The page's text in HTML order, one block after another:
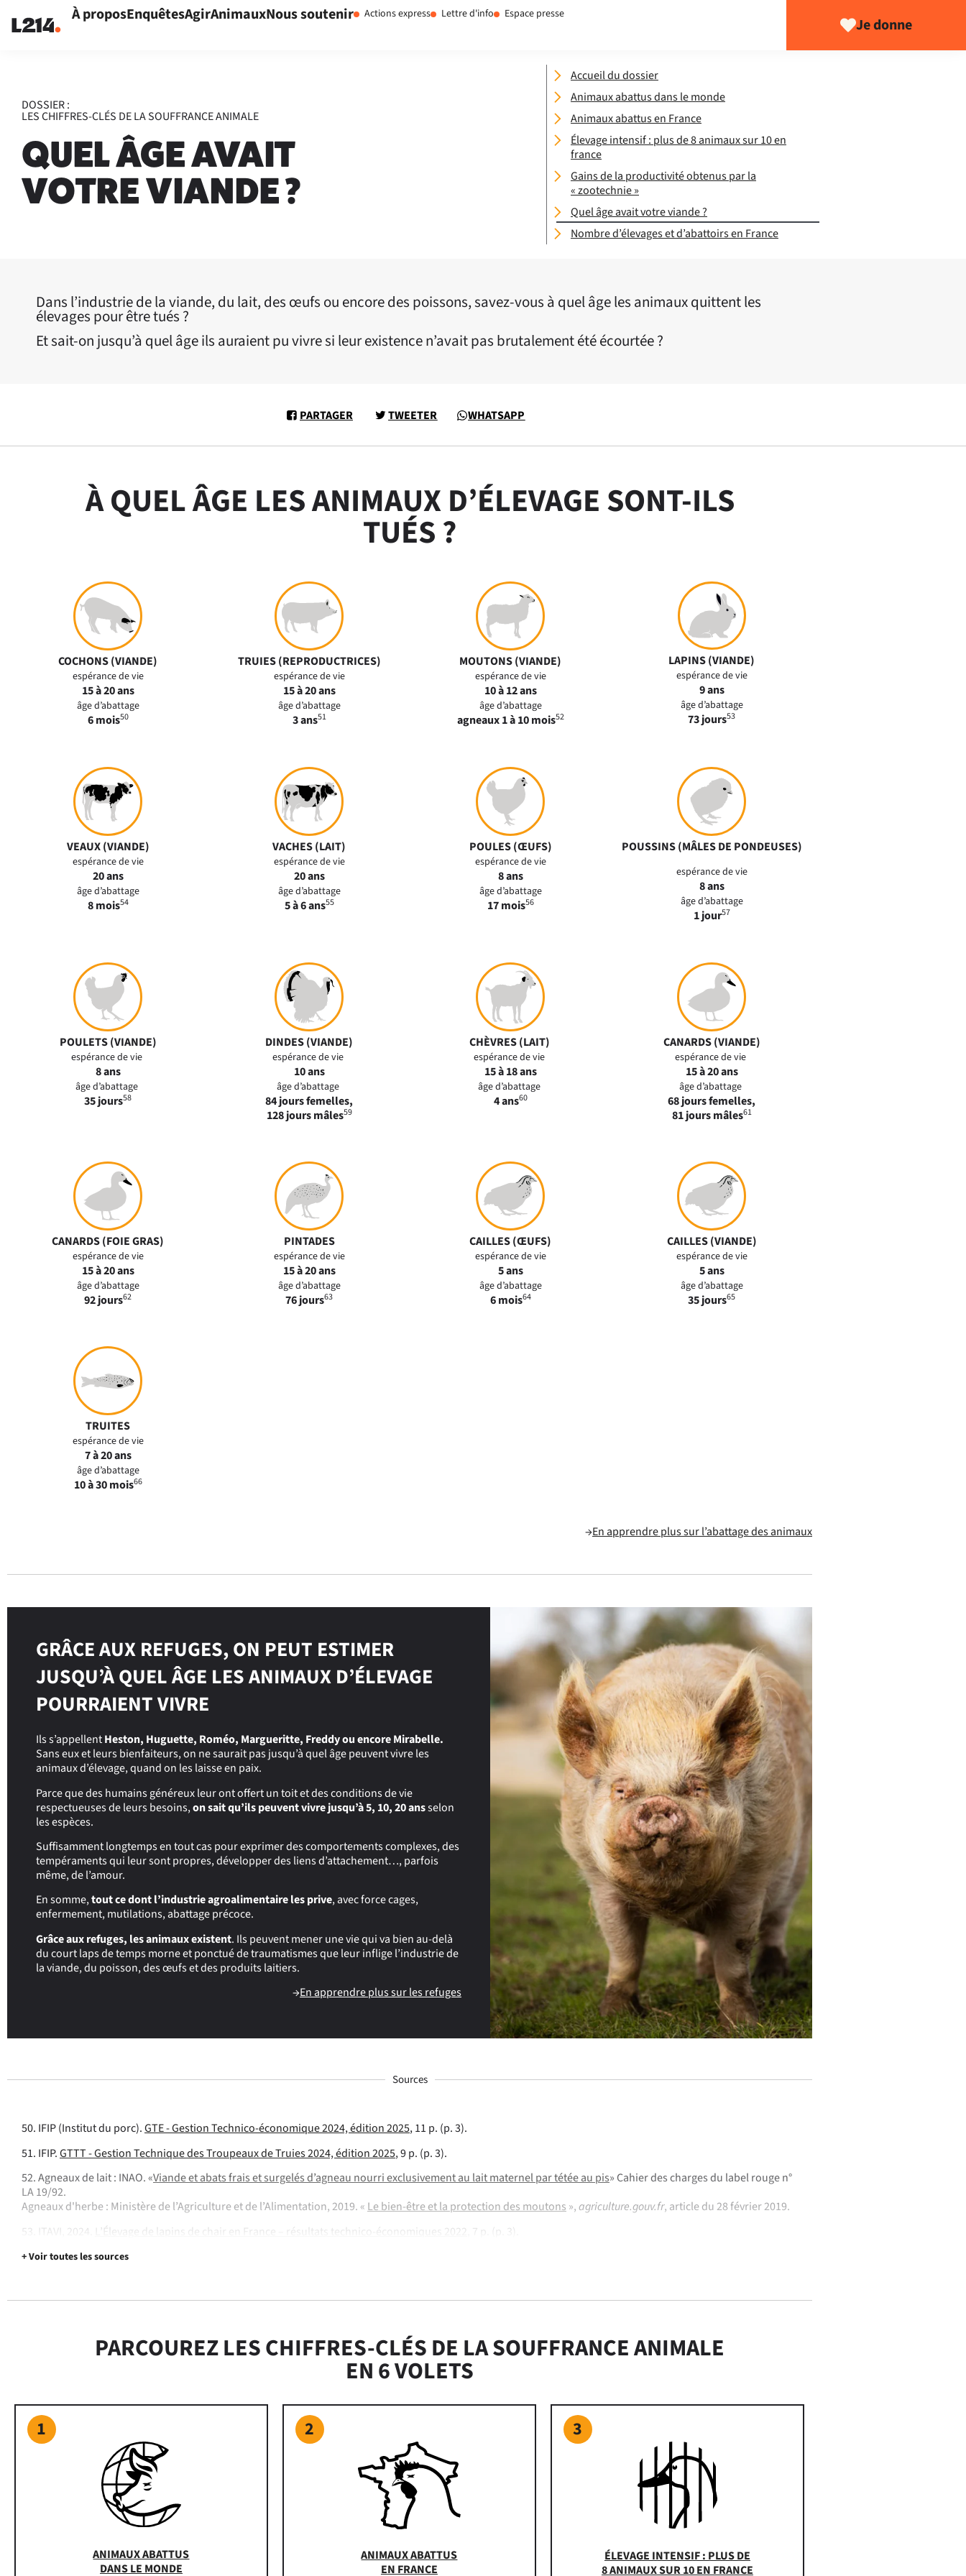
À proposEnquêtesAgirAnimauxNous soutenir Actions express Lettre d'info Espace presse
Je donne
DOSSIER :
LES CHIFFRES-CLÉS DE LA SOUFFRANCE ANIMALE
QUEL ÂGE AVAIT
VOTRE VIANDE ?
Accueil du dossier
Animaux abattus dans le monde
Animaux abattus en France
Élevage intensif : plus de 8 animaux sur 10 en
france
Gains de la productivité obtenus par la
« zootechnie »
Quel âge avait votre viande ?
Nombre d’élevages et d’abattoirs en France
Dans l’industrie de la viande, du lait, des œufs ou encore des poissons, savez-vous à quel âge les animaux quittent les
élevages pour être tués ?
Et sait-on jusqu’à quel âge ils auraient pu vivre si leur existence n’avait pas brutalement été écourtée ?
PARTAGER TWEETER WHATSAPP
À QUEL ÂGE LES ANIMAUX D’ÉLEVAGE SONT-ILS
TUÉS ?
COCHONS (VIANDE)
espérance de vie
15 à 20 ans
âge d’abattage
6 mois50
TRUIES (REPRODUCTRICES)
espérance de vie
15 à 20 ans
âge d’abattage
3 ans51
MOUTONS (VIANDE)
espérance de vie
10 à 12 ans
âge d’abattage
agneaux 1 à 10 mois52
LAPINS (VIANDE)
espérance de vie
9 ans
âge d’abattage
73 jours53
VEAUX (VIANDE)
espérance de vie
20 ans
âge d’abattage
8 mois54
VACHES (LAIT)
espérance de vie
20 ans
âge d’abattage
5 à 6 ans55
POULES (ŒUFS)
espérance de vie
8 ans
âge d’abattage
17 mois56
POUSSINS(MÂLES DE PONDEUSES)
espérance de vie
8 ans
âge d’abattage
1 jour57
POULETS (VIANDE)
espérance de vie
8 ans
âge d’abattage
35 jours58
DINDES (VIANDE)
espérance de vie
10 ans
âge d’abattage
84 jours femelles,
128 jours mâles59
CHÈVRES (LAIT)
espérance de vie
15 à 18 ans
âge d’abattage
4 ans60
CANARDS (VIANDE)
espérance de vie
15 à 20 ans
âge d’abattage
68 jours femelles,
81 jours mâles61
CANARDS (FOIE GRAS)
espérance de vie
15 à 20 ans
âge d’abattage
92 jours62
PINTADES
espérance de vie
15 à 20 ans
âge d’abattage
76 jours63
CAILLES (ŒUFS)
espérance de vie
5 ans
âge d’abattage
6 mois64
CAILLES (VIANDE)
espérance de vie
5 ans
âge d’abattage
35 jours65
TRUITES
espérance de vie
7 à 20 ans
âge d’abattage
10 à 30 mois66
→En apprendre plus sur l’abattage des animaux
GRÂCE AUX REFUGES, ON PEUT ESTIMER
JUSQU’À QUEL ÂGE LES ANIMAUX D’ÉLEVAGE
POURRAIENT VIVRE
Ils s’appellentHeston, Huguette, Roméo, Margueritte, Freddy ou encore Mirabelle.
Sans eux et leurs bienfaiteurs, on ne saurait pas jusqu’à quel âge peuvent vivre les
animaux d’élevage, quand on les laisse en paix.
Parce que des humains généreux leur ont offert un toit et des conditions de vie
respectueuses de leurs besoins,on sait qu’ils peuvent vivre jusqu’à 5, 10, 20 ansselon
les espèces.
Suffisamment longtemps en tout cas pour exprimer des comportements complexes, des
tempéraments qui leur sont propres, développer des liens d’attachement…, parfois
même, de l’amour.
En somme,tout ce dont l’industrie agroalimentaire les prive, avec force cages,
enfermement, mutilations, abattage précoce.
Grâce aux refuges, les animaux existent. Ils peuvent mener une vie qui va bien au-delà
du court laps de temps morne et ponctué de traumatismes que leur inflige l’industrie de
la viande, du poisson, des œufs et des produits laitiers.
→En apprendre plus sur les refuges
Sources
50. IFIP (Institut du porc).GTE - Gestion Technico-économique 2024, édition 2025, 11 p. (p. 3).
51. IFIP.GTTT - Gestion Technique des Troupeaux de Truies 2024, édition 2025, 9 p. (p. 3).
52. Agneaux de lait : INAO. «Viande et abats frais et surgelés d’agneau nourriexclusivement au lait maternel par tétée au pis» Cahier des charges du label rouge n°
LA 19/92.
Agneaux d'herbe : Ministère de l’Agriculture et de l’Alimentation, 2019. « Le bien-être et la protection des moutons »,agriculture.gouv.fr, article du 28 février 2019.
53. ITAVI, 2024.
L’Élevage de lapins de chair en France – résultats technico-économiques 2022 , 7 p. (p. 3).
+ Voir toutes les sources
PARCOUREZ LES CHIFFRES-CLÉS DE LA SOUFFRANCE ANIMALE
EN 6 VOLETS
1
ANIMAUX ABATTUS
DANS LE MONDE
2
ANIMAUX ABATTUS
EN FRANCE
3
ÉLEVAGE INTENSIF : PLUS DE
8 ANIMAUX SUR 10 EN FRANCE